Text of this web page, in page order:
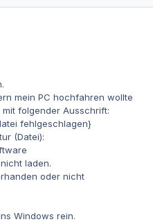
mein PC hochfahren wollte
folgender Ausschrift:
fehlgeschlagen}
(Datei):
laden.
oder nicht
Windows rein.